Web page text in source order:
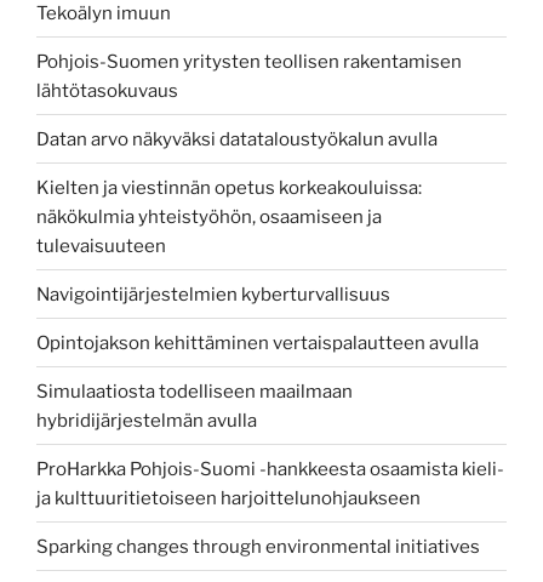
Tekoälyn imuun
Pohjois-Suomen yritysten teollisen rakentamisen
lähtötasokuvaus
Datan arvo näkyväksi datataloustyökalun avulla
Kielten ja viestinnän opetus korkeakouluissa:
näkökulmia yhteistyöhön, osaamiseen ja
tulevaisuuteen
Navigointijärjestelmien kyberturvallisuus
Opintojakson kehittäminen vertaispalautteen avulla
Simulaatiosta todelliseen maailmaan
hybridijärjestelmän avulla
ProHarkka Pohjois-Suomi -hankkeesta osaamista kieli-
ja kulttuuritietoiseen harjoittelunohjaukseen
Sparking changes through environmental initiatives